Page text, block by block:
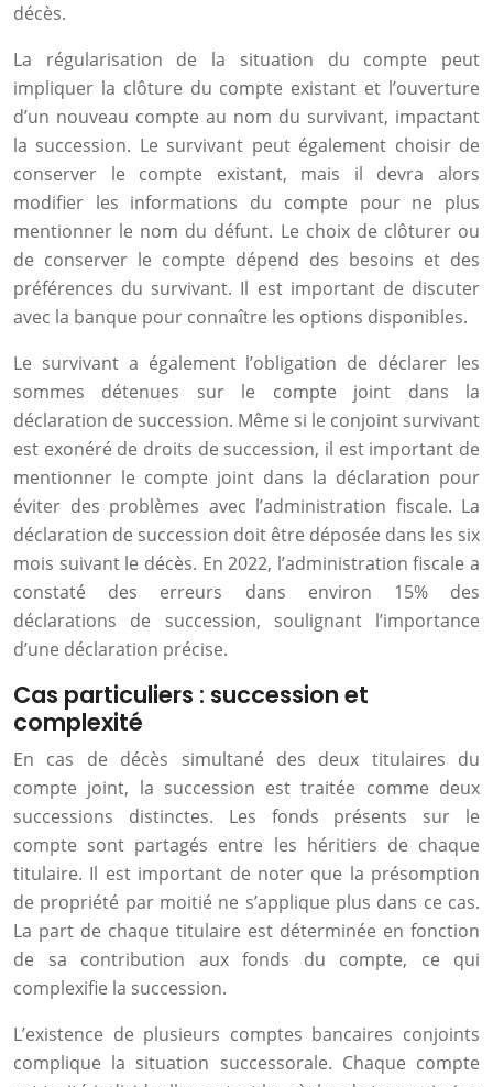
décès.
La régularisation de la situation du compte peut
impliquer la clôture du compte existant et l’ouverture
d’un nouveau compte au nom du survivant, impactant
la succession. Le survivant peut également choisir de
conserver le compte existant, mais il devra alors
modifier les informations du compte pour ne plus
mentionner le nom du défunt. Le choix de clôturer ou
de conserver le compte dépend des besoins et des
préférences du survivant. Il est important de discuter
avec la banque pour connaître les options disponibles.
Le survivant a également l’obligation de déclarer les
sommes détenues sur le compte joint dans la
déclaration de succession. Même si le conjoint survivant
est exonéré de droits de succession, il est important de
mentionner le compte joint dans la déclaration pour
éviter des problèmes avec l’administration fiscale. La
déclaration de succession doit être déposée dans les six
mois suivant le décès. En 2022, l’administration fiscale a
constaté des erreurs dans environ 15% des
déclarations de succession, soulignant l’importance
d’une déclaration précise.
Cas particuliers : succession et
complexité
En cas de décès simultané des deux titulaires du
compte joint, la succession est traitée comme deux
successions distinctes. Les fonds présents sur le
compte sont partagés entre les héritiers de chaque
titulaire. Il est important de noter que la présomption
de propriété par moitié ne s’applique plus dans ce cas.
La part de chaque titulaire est déterminée en fonction
de sa contribution aux fonds du compte, ce qui
complexifie la succession.
L’existence de plusieurs comptes bancaires conjoints
complique la situation successorale. Chaque compte